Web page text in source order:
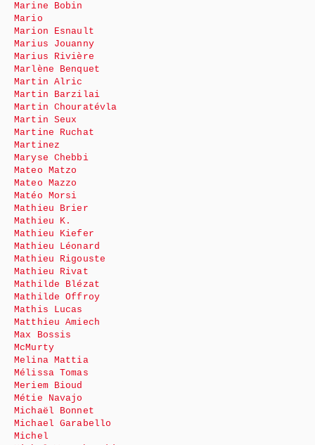
Marine Bobin
Mario
Marion Esnault
Marius Jouanny
Marius Rivière
Marlène Benquet
Martin Alric
Martin Barzilai
Martin Chouratévla
Martin Seux
Martine Ruchat
Martinez
Maryse Chebbi
Mateo Matzo
Mateo Mazzo
Matéo Morsi
Mathieu Brier
Mathieu K.
Mathieu Kiefer
Mathieu Léonard
Mathieu Rigouste
Mathieu Rivat
Mathilde Blézat
Mathilde Offroy
Mathis Lucas
Matthieu Amiech
Max Bossis
McMurty
Melina Mattia
Mélissa Tomas
Meriem Bioud
Métie Navajo
Michaël Bonnet
Michael Garabello
Michel